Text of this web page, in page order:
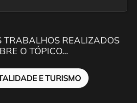
TRABALHOS REALIZADOS
O TÓPICO...
E TURISMO